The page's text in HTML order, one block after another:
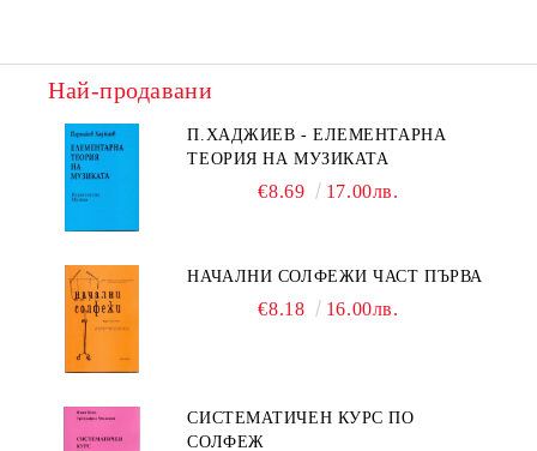
Най-продавани
П.ХАДЖИЕВ - ЕЛЕМЕНТАРНА
ТЕОРИЯ НА МУЗИКАТА
€8.69 17.00лв.
НАЧАЛНИ СОЛФЕЖИ ЧАСТ ПЪРВА
€8.18 16.00лв.
СИСТЕМАТИЧЕН КУРС ПО
СОЛФЕЖ